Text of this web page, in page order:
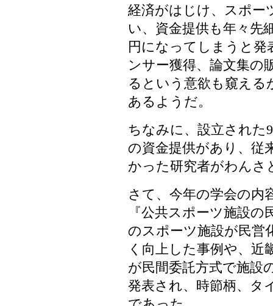
経済がはじけ、スポー
い、資金提供も年々先
円になってしまうと
ンサー獲得、論文集の
るという意欲も窺える
あるようだ。
ちなみに、設立された
の資金提供があり、従
かった研究者がわんさ
さて、今年の学会の内
『公共スポーツ施設
のスポーツ施設が民営
く向上した事例や、近
が民間委託方式で施設
発表され、時節柄、タ